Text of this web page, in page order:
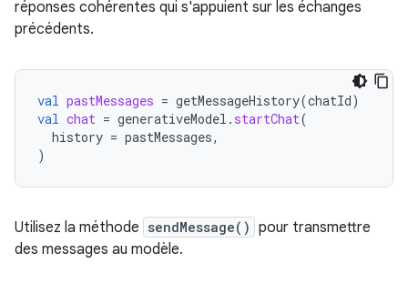
réponses cohérentes qui s'appuient sur les échanges
précédents.
val pastMessages = getMessageHistory(chatId)
val chat = generativeModel . startChat(
history = pastMessages,
)
Utilisez la méthode sendMessage() pour transmettre
des messages au modèle.